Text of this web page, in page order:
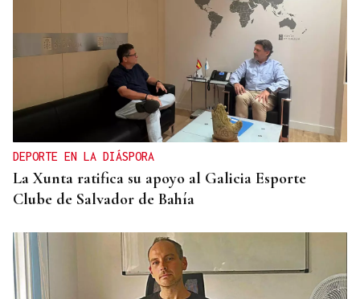
Jorge Vázquez: "Nuestro objetivo a 2028 es crecer
creando valor para el accionista y para el equipo
que lo hace posible"
DEPORTE EN LA DIÁSPORA
La Xunta ratifica su apoyo al Galicia Esporte
Clube de Salvador de Bahía